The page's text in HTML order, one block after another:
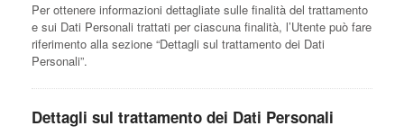
Per ottenere informazioni dettagliate sulle finalità del trattamento
e sui Dati Personali trattati per ciascuna finalità, l’Utente può fare
riferimento alla sezione “Dettagli sul trattamento dei Dati
Personali”.
Dettagli sul trattamento dei Dati Personali